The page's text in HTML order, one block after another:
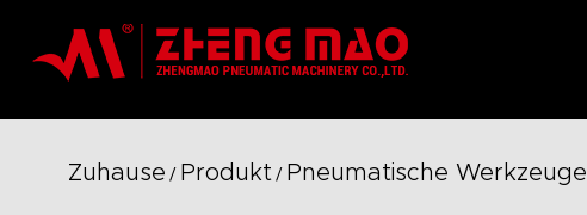
Zuhause / Produkt/ Pneumatische Werkzeuge